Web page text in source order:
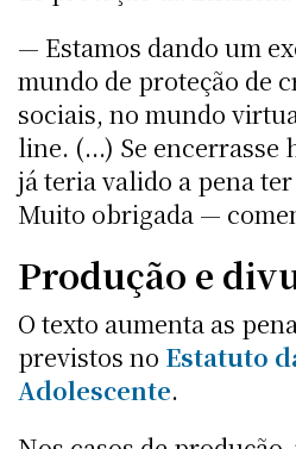
— Estamos dando um
mundo de proteção de
sociais, no mundo
line. (...) Se encerrasse
já teria valido a pena
Muito obrigada —
Produção e
O texto aumenta as
previstos no Estatuto
Adolescente.